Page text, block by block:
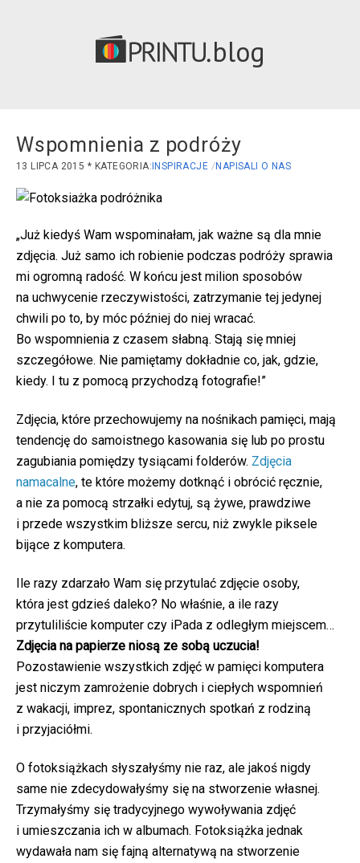
blog
Wspomnienia z podróży
13 LIPCA 2015 INSPIRACJE NAPISALI O NAS
„Już kiedyś Wam wspominałam, jak ważne są dla mnie
zdjęcia. Już samo ich robienie podczas podróży sprawia
mi ogromną radość. W końcu jest milion sposobów
na uchwycenie rzeczywistości, zatrzymanie tej jedynej
chwili po to, by móc później do niej wracać.
Bo wspomnienia z czasem słabną. Stają się mniej
szczegółowe. Nie pamiętamy dokładnie co, jak, gdzie,
kiedy. I tu z pomocą przychodzą fotografie!”
Zdjęcia, które przechowujemy na nośnikach pamięci, mają
tendencję do samoistnego kasowania się lub po prostu
zagubiania pomiędzy tysiącami folderów. Zdjęcia
namacalne, te które możemy dotknąć i obrócić ręcznie,
a nie za pomocą strzałki edytuj, są żywe, prawdziwe
i przede wszystkim bliższe sercu, niż zwykle piksele
bijące z komputera.
Ile razy zdarzało Wam się przytulać zdjęcie osoby,
która jest gdzieś daleko? No właśnie, a ile razy
przytuliliście komputer czy iPada z odległym miejscem…
Zdjęcia na papierze niosą ze sobą uczucia!
Pozostawienie wszystkich zdjęć w pamięci komputera
jest niczym zamrożenie dobrych i ciepłych wspomnień
z wakacji, imprez, spontanicznych spotkań z rodziną
i przyjaciółmi.
O fotoksiążkach słyszałyśmy nie raz, ale jakoś nigdy
same nie zdecydowałyśmy się na stworzenie własnej.
Trzymałyśmy się tradycyjnego wywoływania zdjęć
i umieszczania ich w albumach. Fotoksiążka jednak
wydawała nam się fajną alternatywą na stworzenie